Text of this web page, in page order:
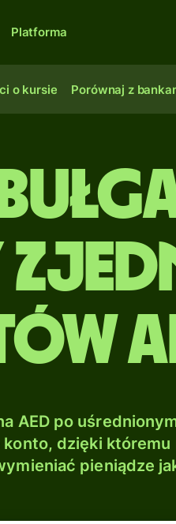
Platforma
o kursie Porównaj z
AED po
dzięki któremu
pieniądze